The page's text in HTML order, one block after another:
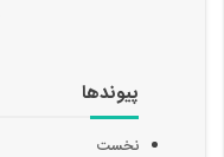
پیوندها
نخست